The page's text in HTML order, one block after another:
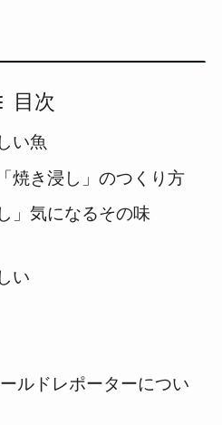
目次
い魚
焼き浸し」のつくり方
」気になるその味
い
ルドレポーターについ